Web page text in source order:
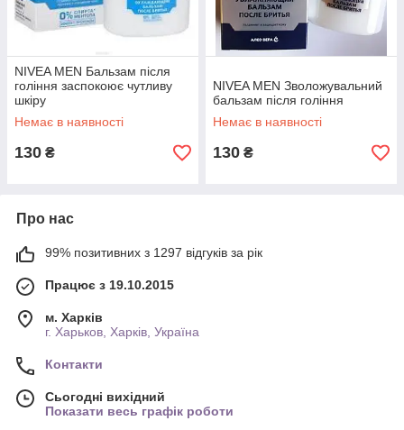
NIVEA MEN Бальзам після
гоління заспокоює чутливу
шкіру
Немає в наявності
130 ₴
NIVEA MEN Зволожувальний
бальзам після гоління
Немає в наявності
130 ₴
Про нас
99% позитивних з 1297 відгуків за рік
Працює з 19.10.2015
м. Харків
г. Харьков, Харків, Україна
Контакти
Сьогодні вихідний
Показати весь графік роботи